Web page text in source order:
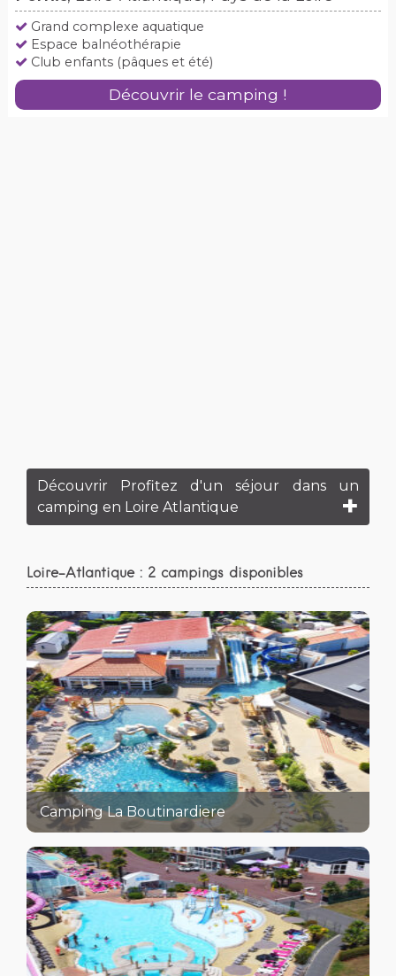
Grand complexe aquatique
Espace balnéothérapie
Club enfants (pâques et été)
Découvrir le camping !
Découvrir Profitez d'un séjour dans un
camping en Loire Atlantique
Loire-Atlantique : 2 campings disponibles
Camping La Boutinardiere